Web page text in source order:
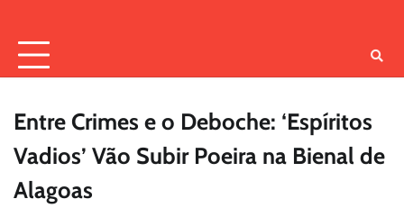
Entre Crimes e o Deboche: ‘Espíritos
Vadios’ Vão Subir Poeira na Bienal de
Alagoas